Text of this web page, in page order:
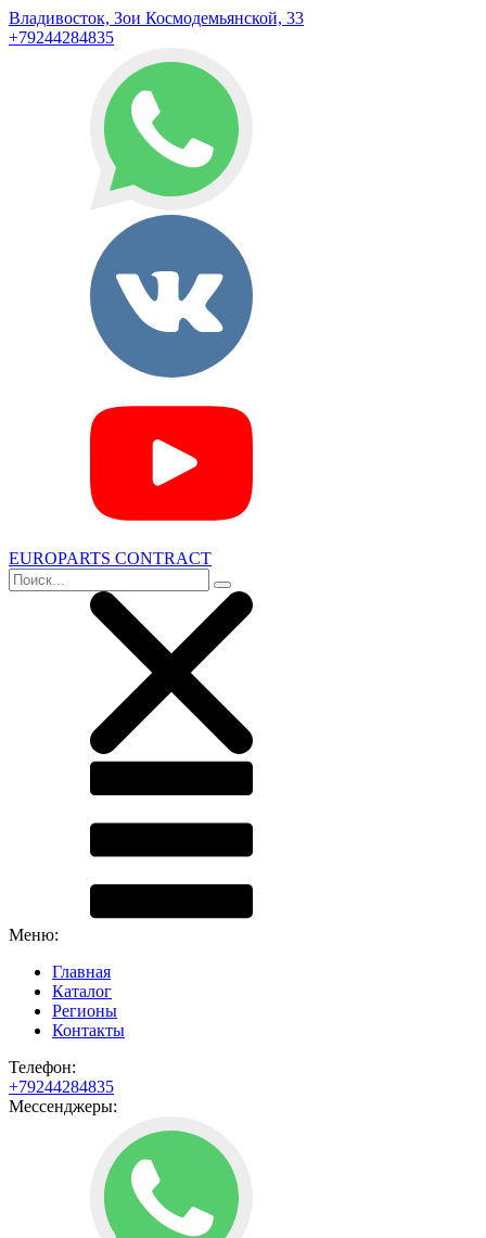
Владивосток, Зои Космодемьянской, 33
+79244284835
EUROPARTS CONTRACT
Меню:
Главная
Каталог
Регионы
Контакты
Телефон:
+79244284835
Мессенджеры: